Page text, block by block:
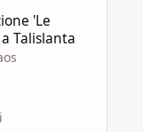
'Le
Talislanta